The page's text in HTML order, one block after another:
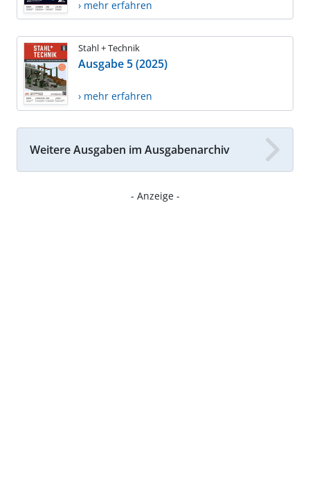
› mehr erfahren
Stahl + Technik
Ausgabe 5 (2025)
› mehr erfahren
Weitere Ausgaben im Ausgabenarchiv
- Anzeige -